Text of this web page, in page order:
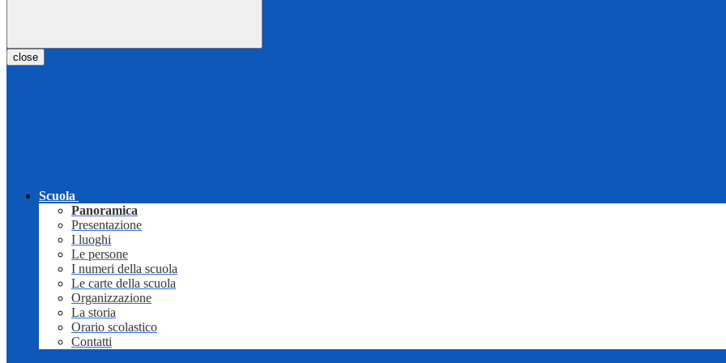
close
Scuola
Panoramica
Presentazione
I luoghi
Le persone
I numeri della scuola
Le carte della scuola
Organizzazione
La storia
Orario scolastico
Contatti